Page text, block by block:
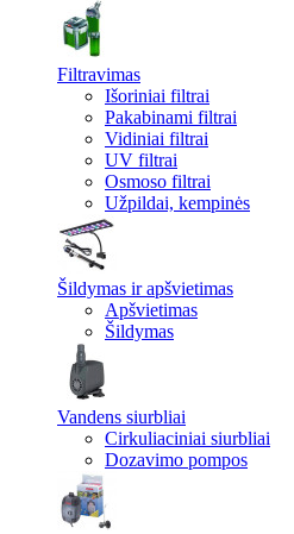
Filtravimas
Išoriniai filtrai
Pakabinami filtrai
Vidiniai filtrai
UV filtrai
Osmoso filtrai
Užpildai, kempinės
Šildymas ir apšvietimas
Apšvietimas
Šildymas
Vandens siurbliai
Cirkuliaciniai siurbliai
Dozavimo pompos